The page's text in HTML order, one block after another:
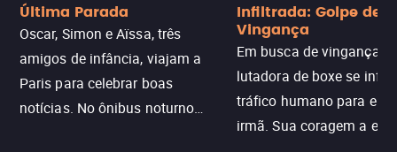
Última Parada
Oscar, Simon e Aïssa, três
amigos de infância, viajam a
Paris para celebrar boas
notícias. No ônibus noturno
Infiltrada: Golpe de
Vingança
Em busca de vingança,
lutadora de boxe se
tráfico humano para
irmã. Sua coragem a